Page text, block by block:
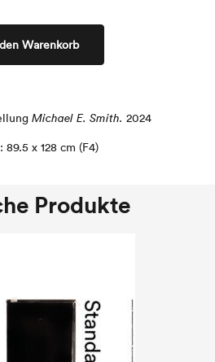
Warenkorb
Michael E. Smith. 2024
89.5 x 128 cm (F4)
Produkte